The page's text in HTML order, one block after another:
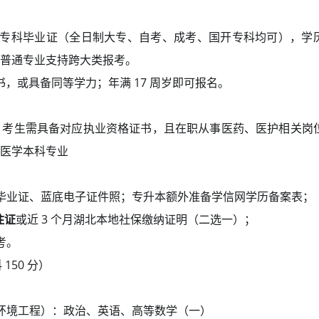
科毕业证（全日制大专、自考、成考、国开专科均可），学
通专业支持跨大类报考。
或具备同等学力；年满 17 周岁即可报名。
生需具备对应执业资格证书，且在职从事医药、医护相关岗
学本科专业
证、蓝底电子证件照；专升本额外准备学信网学历备案表；
证或近 3 个月湖北本地社保缴纳证明（二选一）；
分）
工程）：政治、英语、高等数学（一）